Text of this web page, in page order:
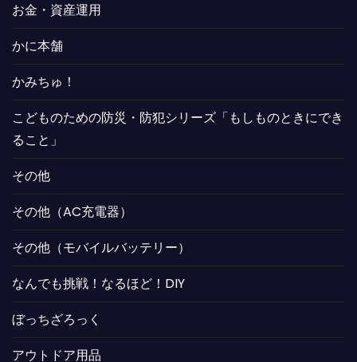
お金・資産運用
かに本舗
かみちゅ！
こどものための防災・防犯シリーズ「もしものときにでき
ること」
その他
その他（AC充電器）
その他（モバイルバッテリー）
なんでも挑戦！なるほど！DIY
ぼっちざろっく
アウトドア用品